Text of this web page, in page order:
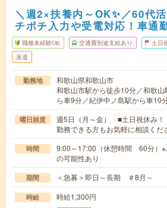
＼週2×扶養内～OK✨／60代
チポチ入力や受電対応！車通
職種未経験OK 交通費別途支給あり 土日
派遣
勤務地
和歌山県和歌山市
和歌山市駅から徒歩10分／和歌
ら車9分／紀伊中ノ島駅から車10
曜日頻度
週5日（月～金） ■土日祝休み
勤務できる方もお気軽に相談くだ
時間
9:00～17:00（休憩時間 60分）※
の可能性あり
期間 ＜急募＞即日～長期 ＃8月～
時給 時給1,300円